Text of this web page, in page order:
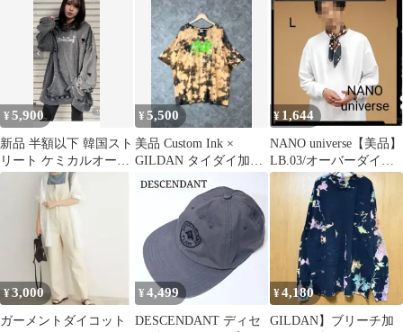
タグ付き
ク 1個
¥5,900
新品 半額以下 韓国スト
リート ケミカルオーバ
ーダイ サブカル y2k 男
¥5,500
美品 Custom Ink ×
GILDAN タイダイ加工
Tシャツ ブリーチ
¥ 1,644
NANO universe【美品】
LB.03/オーバーダイロ
ングスリーブ
¥3,000
ガーメントダイコット
¥4,499
DESCENDANT ディセ
¥4,180
GILDAN】ブリーチ加